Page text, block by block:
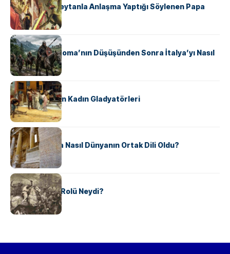
II. Silvester: Şeytanla Anlaşma Yaptığı Söylenen Papa
KÜLTÜR
Ostrogotlar Roma’nın Düşüşünden Sonra İtalya’yı Nasıl
Ele Geçirdi?
KÜLTÜR
Antik Roma’nın Kadın Gladyatörleri
KÜLTÜR
Antik Yunanca Nasıl Dünyanın Ortak Dili Oldu?
KÜLTÜR
Valdensler’in Rolü Neydi?